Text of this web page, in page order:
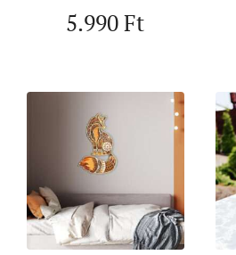
5.990Ft